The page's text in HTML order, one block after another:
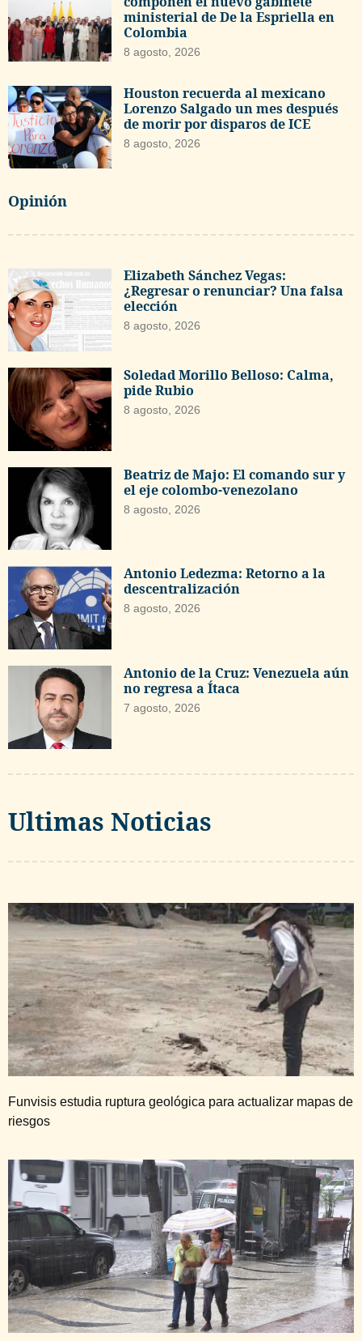
ministerial de De la Espriella en
Colombia
8 agosto, 2026
Houston recuerda al mexicano
Lorenzo Salgado un mes después
de morir por disparos de ICE
8 agosto, 2026
Opinión
Elizabeth Sánchez Vegas:
¿Regresar o renunciar? Una falsa
elección
8 agosto, 2026
Soledad Morillo Belloso: Calma,
pide Rubio
8 agosto, 2026
Beatriz de Majo: El comando sur y
el eje colombo-venezolano
8 agosto, 2026
Antonio Ledezma: Retorno a la
descentralización
8 agosto, 2026
Antonio de la Cruz: Venezuela aún
no regresa a Ítaca
7 agosto, 2026
Ultimas Noticias
Funvisis estudia ruptura geológica para actualizar mapas de
riesgos